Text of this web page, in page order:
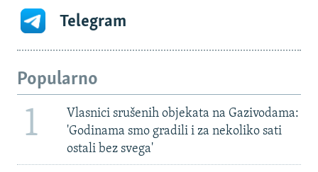
Telegram
Popularno
1
Vlasnici srušenih objekata na Gazivodama:
'Godinama smo gradili i za nekoliko sati
ostali bez svega'